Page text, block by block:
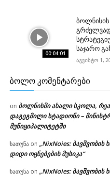
00:04:01
ბოლნისის
საჯარო
აგვისტო 1,
ᲑᲝᲚᲝ ᲙᲝᲛᲔᲜᲢᲐᲠᲔᲑᲘ
on ბოლნისში ახალი სკოლა,
დაგეგმილი სტადიონი –
მუნიციპალიტეტში
ხათუნა on „NixNoies: ბავშვობის
დიდი ოცნებების მუსიკა“
ხათუნა on „NixNoies: ბავშვობის